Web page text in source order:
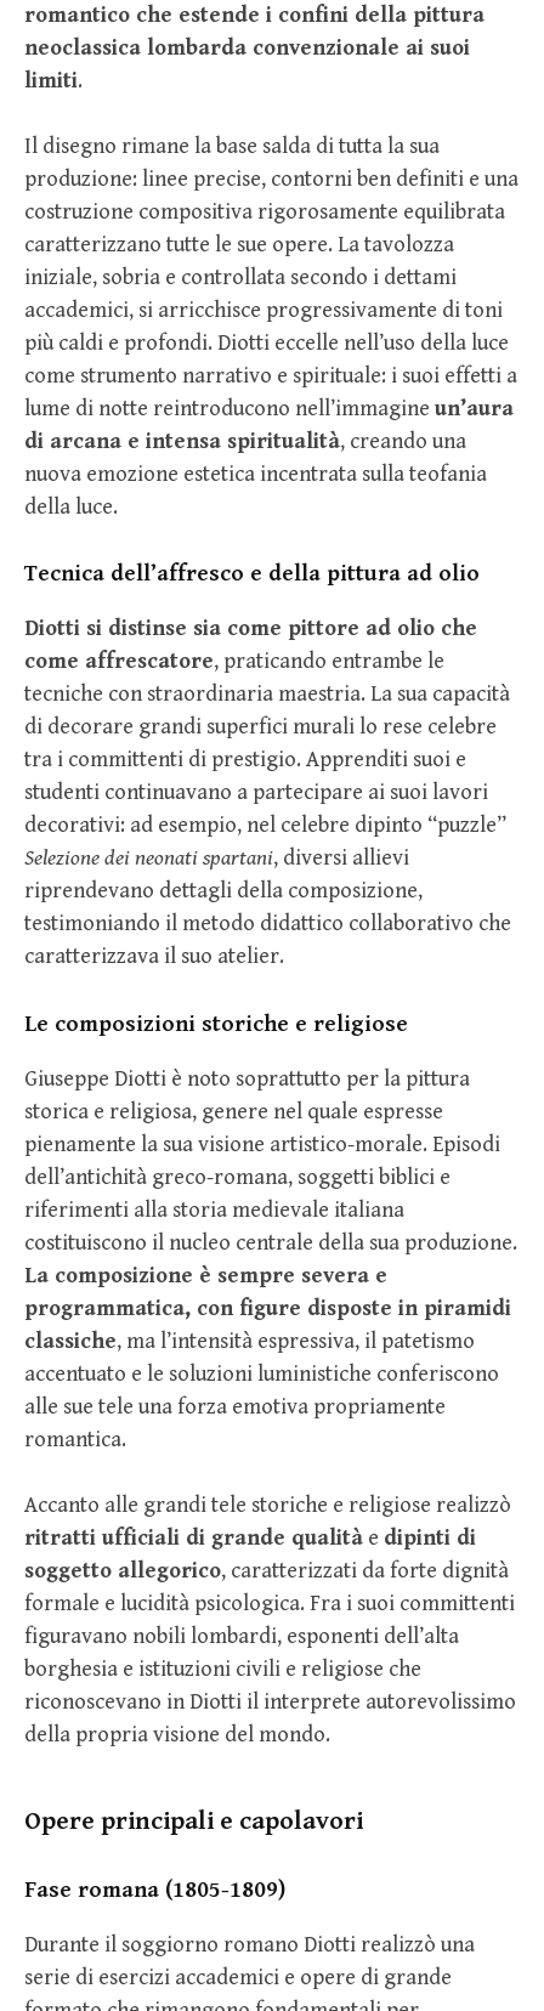
romantico che estende i confini della pittura
neoclassica lombarda convenzionale ai suoi
limiti.
Il disegno rimane la base salda di tutta la sua
produzione: linee precise, contorni ben definiti e una
costruzione compositiva rigorosamente equilibrata
caratterizzano tutte le sue opere. La tavolozza
iniziale, sobria e controllata secondo i dettami
accademici, si arricchisce progressivamente di toni
più caldi e profondi. Diotti eccelle nell’uso della luce
come strumento narrativo e spirituale: i suoi effetti a
lume di notte reintroducono nell’immagine un’aura
di arcana e intensa spiritualità, creando una
nuova emozione estetica incentrata sulla teofania
della luce.
Tecnica dell’affresco e della pittura ad olio
Diotti si distinse sia come pittore ad olio che
come affrescatore, praticando entrambe le
tecniche con straordinaria maestria. La sua capacità
di decorare grandi superfici murali lo rese celebre
tra i committenti di prestigio. Apprenditi suoi e
studenti continuavano a partecipare ai suoi lavori
decorativi: ad esempio, nel celebre dipinto “puzzle”
Selezione dei neonati spartani, diversi allievi
riprendevano dettagli della composizione,
testimoniando il metodo didattico collaborativo che
caratterizzava il suo atelier.
Le composizioni storiche e religiose
Giuseppe Diotti è noto soprattutto per la pittura
storica e religiosa, genere nel quale espresse
pienamente la sua visione artistico-morale. Episodi
dell’antichità greco-romana, soggetti biblici e
riferimenti alla storia medievale italiana
costituiscono il nucleo centrale della sua produzione.
La composizione è sempre severa e
programmatica, con figure disposte in piramidi
classiche, ma l’intensità espressiva, il patetismo
accentuato e le soluzioni luministiche conferiscono
alle sue tele una forza emotiva propriamente
romantica.
Accanto alle grandi tele storiche e religiose realizzò
ritratti ufficiali di grande qualità e dipinti di
soggetto allegorico, caratterizzati da forte dignità
formale e lucidità psicologica. Fra i suoi committenti
figuravano nobili lombardi, esponenti dell’alta
borghesia e istituzioni civili e religiose che
riconoscevano in Diotti il interprete autorevolissimo
della propria visione del mondo.
Opere principali e capolavori
Fase romana (1805-1809)
Durante il soggiorno romano Diotti realizzò una
serie di esercizi accademici e opere di grande